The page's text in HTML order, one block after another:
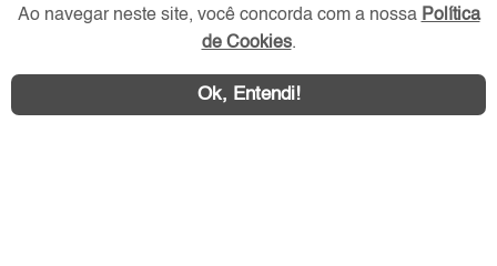
Ao navegar neste site, você concorda com a nossa Política
de Cookies.
Ok, Entendi!